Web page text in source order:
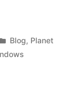
Posted
in
Blog, Planet